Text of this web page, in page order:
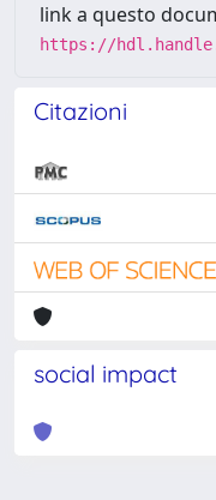
link a questo
https://
Citazioni
social impact